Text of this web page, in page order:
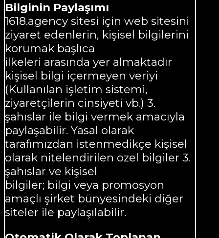
Bilginin Paylaşımı
1618.agency sitesi için web sitesini
ziyaret edenlerin, kişisel bilgilerini
korumak başlıca
ilkeleri arasında yer almaktadır
kişisel bilgi içermeyen veriyi
(Kullanılan işletim sistemi,
ziyaretçilerin cinsiyeti vb.) 3.
şahıslar ile bilgi vermek amacıyla
paylaşabilir. Yasal olarak
tarafımızdan istenmedikçe kişisel
olarak nitelendirilen özel bilgiler 3.
şahıslar ve kişisel
bilgiler; bilgi veya promosyon
amaçlı şirket bünyesindeki diğer
siteler ile paylaşılabilir.